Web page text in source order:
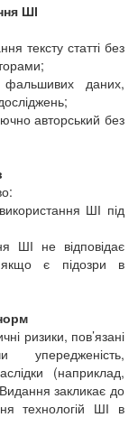
ШІ
тексту статті без
даних,
авторський без
ШІ під
ШІ не відповідає
є підозри в
ризики, пов’язані
(наприклад,
закликає до
технологій ШІ в